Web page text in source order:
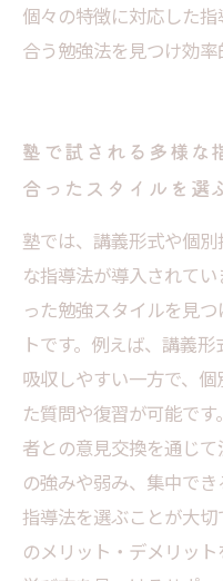
個々の特徴に対応した
合う勉強法を見つけ効率
塾で試される多様な
合ったスタイルを選
塾では、講義形式や個
な指導法が導入されて
った勉強スタイルを見
トです。例えば、講義
吸収しやすい一方で、
た質問や復習が可能で
者との意見交換を通じ
の強みや弱み、集中で
指導法を選ぶことが大
のメリット・デメリッ